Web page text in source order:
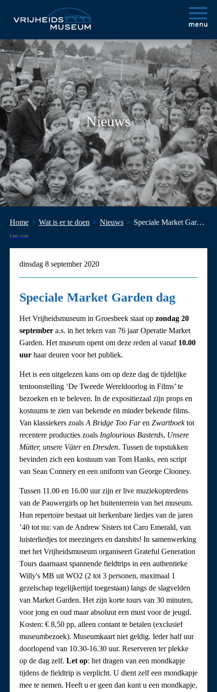
Nieuws
Home Wat is er te doen Nieuws ​Speciale Market Garden dag
Lees voor
dinsdag 8 september 2020
​Speciale Market Garden dag
Het Vrijheidsmuseum in Groesbeek staat op zondag 20
september a.s. in het teken van 76 jaar Operatie Market
Garden. Het museum opent om deze reden al vanaf 10.00
uur haar deuren voor het publiek.
Het is een uitgelezen kans om op deze dag de tijdelijke
tentoonstelling ‘De Tweede Wereldoorlog in Films’ te
bezoeken en te beleven. In de expositiezaal zijn props en
kostuums te zien van bekende en minder bekende films.
Van klassiekers zoals A Bridge Too Faren Zwartboektot
recentere producties zoals Inglourious Basterds, Unsere
Mütter, unsere Väteren Dresden. Tussen de topstukken
bevinden zich een kostuum van Tom Hanks, een script
van Sean Connery en een uniform van George Clooney.
Tussen 11.00 en 16.00 uur zijn er live muziekoptredens
van de Pauwergirls op het buitenterrein van het museum.
Hun repertoire bestaat uit herkenbare liedjes van de jaren
’40 tot nu: van de Andrew Sisters tot Caro Emerald, van
luisterliedjes tot meezingers en danshits! In samenwerking
met het Vrijheidsmuseum organiseert Grateful Generation
Tours daarnaast spannende fieldtrips in een authentieke
Willy's MB uit WO2 (2 tot 3 personen, maximaal 1
gezelschap tegelijkertijd toegestaan) langs de slagvelden
van Market Garden. Het zijn korte tours van 30 minuten,
voor jong en oud maar absoluut een must voor de jeugd.
Kosten: € 8,50 pp, alleen contant te betalen (exclusief
museumbezoek). Museumkaart niet geldig. Ieder half uur
doorlopend van 10.30-16.30 uur. Reserveren ter plekke
op de dag zelf. Let op: het dragen van een mondkapje
tijdens de fieldtrip is verplicht. U dient zelf een mondkapje
mee te nemen. Heeft u er geen dan kunt u een mondkapje,